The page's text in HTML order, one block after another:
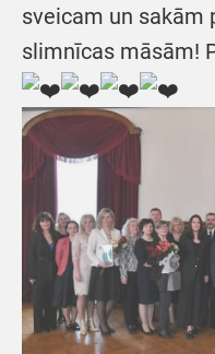
sveicam un sakām
slimnīcas māsām!